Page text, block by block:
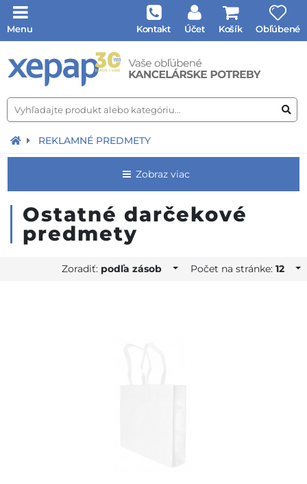
Menu Kontakt Účet Košík Obľúbené
REKLAMNÉ PREDMETY
Zobraz viac
Ostatné darčekové
predmety
Zoradiť: podľa zásob Počet na stránke:12